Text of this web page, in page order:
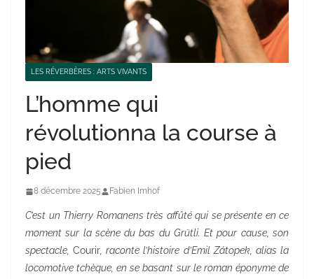
LES RÉVERBÈRES : ARTS VIVANTS
L’homme qui
révolutionna la course à
pied
8 décembre 2025 Fabien Imhof
C’est un Thierry Romanens très affûté qui se présente en ce
moment sur la scène du bas du Grütli. Et pour cause, son
spectacle,Courir , raconte l’histoire d’Emil Zátopek, alias la
locomotive tchèque, en se basant sur le roman éponyme de